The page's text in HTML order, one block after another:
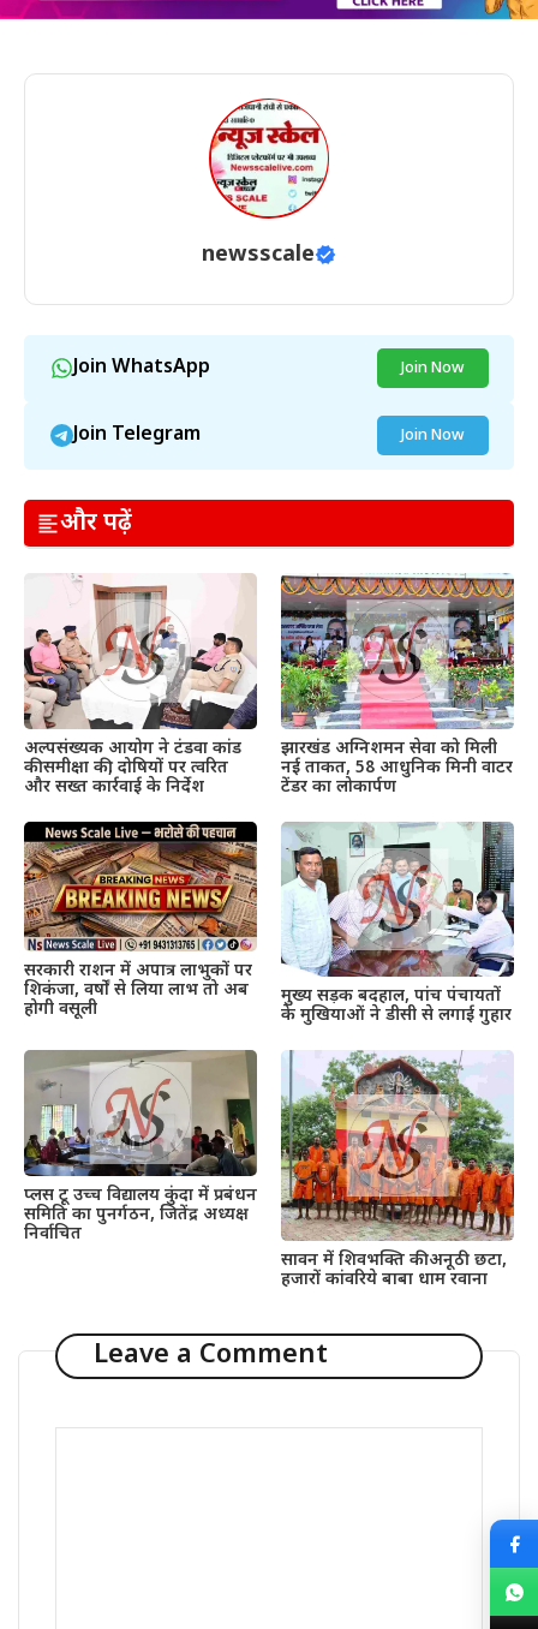
newsscale
Join WhatsApp Join Now
Join Telegram Join Now
और पढ़ें
अल्पसंख्यक आयोग ने टंडवा कांड
की समीक्षा की, दोषियों पर त्वरित
और सख्त कार्रवाई के निर्देश
झारखंड अग्निशमन सेवा को मिली
नई ताकत, 58 आधुनिक मिनी वाटर
टेंडर का लोकार्पण
सरकारी राशन में अपात्र लाभुकों पर
शिकंजा, वर्षों से लिया लाभ तो अब
होगी वसूली
मुख्य सड़क बदहाल, पांच पंचायतों
के मुखियाओं ने डीसी से लगाई गुहार
प्लस टू उच्च विद्यालय कुंदा में प्रबंधन
समिति का पुनर्गठन, जितेंद्र अध्यक्ष
निर्वाचित
सावन में शिवभक्ति की अनूठी छटा,
हजारों कांवरिये बाबा धाम रवाना
Leave a Comment